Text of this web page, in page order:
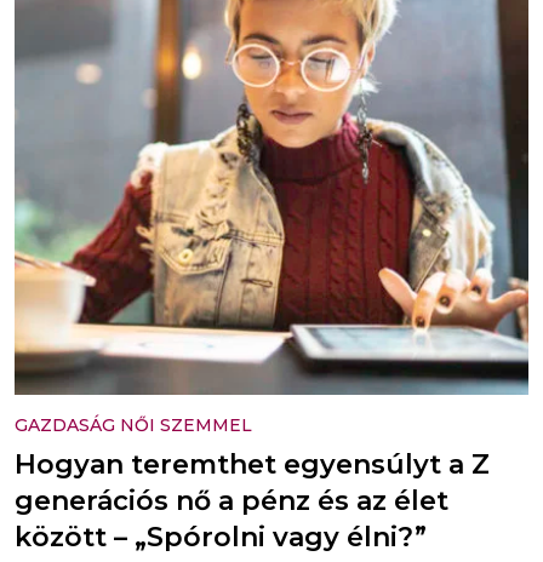
GAZDASÁG NŐI SZEMMEL
Hogyan teremthet egyensúlyt a Z
generációs nő a pénz és az élet
között – „Spórolni vagy élni?”